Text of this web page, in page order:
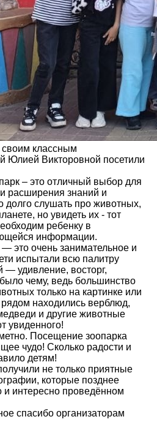
своим классным
Юлией Викторовной посетили
– это отличный выбор для
расширения знаний и
долго слушать про животных,
но увидеть их - тот
ребенку в
информации.
— это очень занимательное и
испытали всю палитру
удивление, восторг,
чему, ведь большинство
только на картинке или
находились верблюд,
и другие животные
увиденного!
Посещение зоопарка
чудо! Сколько радости и
детям!
не только приятные
которые позднее
и интересно проведённом
спасибо организаторам